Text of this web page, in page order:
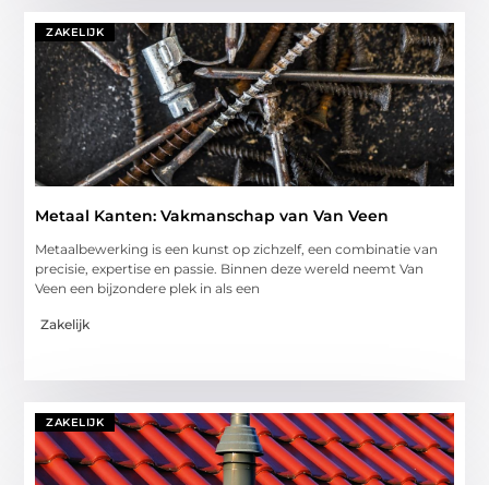
ZAKELIJK
Metaal Kanten: Vakmanschap van Van Veen
Metaalbewerking is een kunst op zichzelf, een combinatie van
precisie, expertise en passie. Binnen deze wereld neemt Van
Veen een bijzondere plek in als een
Zakelijk
ZAKELIJK